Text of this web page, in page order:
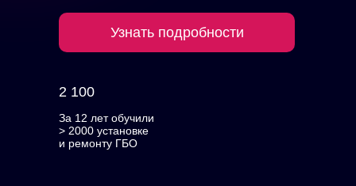
Узнать подробности
2 100
За 12 лет обучили
> 2000 установке
и ремонту ГБО